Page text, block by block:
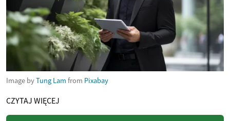
Image byTung Lam from Pixabay
CZYTAJ WIĘCEJ